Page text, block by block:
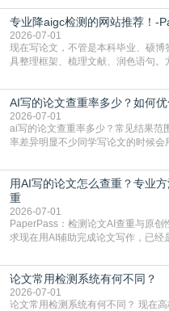
自带不可忽视的查重风险。AI训练
于训练数据的概率拼接，不是从零开
有的高频公共表述，甚至直接拼接已
专业降aigc检测的网站推荐！-
2026-07-01
现在写论文，不管是本科毕业、硕
具整理框架、梳理文献、润色语句。
五遍还是过不了预检测的大有人在
站，就能少走好多弯路。PaperPass
容的学术合规痛点去年帮一个本科师
AI写的论文查重率多少？如何
2026-07-01
ai写的论文查重率多少？常见结果范
率差异明显不少同学写论文的时候会
实际情况和大家想的不太一样。AI
内容本质是按照语义概率拼接已有
直接引用整段已有内容，所以查重率
用AI写的论文怎么查重？专业
重
2026-07-01
PaperPass：检测论文AI查重与原创
求现在用AI辅助完成论文写作，已经
但很多人忽略了，AI生成的内容天
含大量已公开的学术内容、网络原创
复片
论文常用检测系统有何不同？
2026-07-01
论文常用检测系统有何不同？ 现在高校和期刊常用的论文查重系统主要是知网、